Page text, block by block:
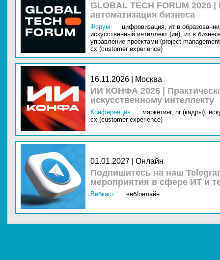
GLOBAL TECH FORUM
автоматизация бизнеса
Форум цифровизация, ит в
искусственный интеллект (ии), ит в
управление проектами (project
cx (customer experience)
16.11.2026 | Москва
ИИ КОНФА 2026 |
искусственному интеллекту
Конференция маркетинг, hr (кадры),
cx (customer experience)
01.01.2027 | Онлайн
Подпишитесь на наш
мероприятия в сфере ИТ и
Вебкаст веб/онлайн